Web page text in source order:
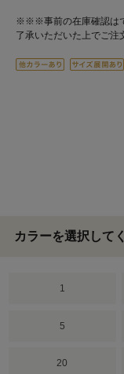
※※※事前の在庫確認は
了承いただいた上でご注
カラーを選択して
1
5
20